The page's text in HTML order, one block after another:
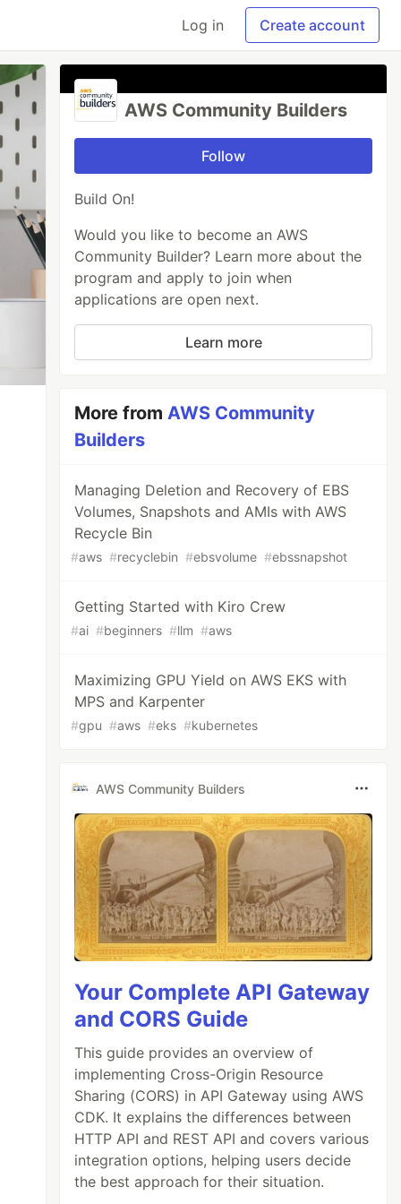
Log in Create account
AWS Community Builders
Follow
Build On!
Would you like to become an AWS
Community Builder? Learn more about the
program and apply to join when
applications are open next.
Learn more
More fromAWS Community
Builders
Managing Deletion and Recovery of EBS
Volumes, Snapshots and AMIs with AWS
Recycle Bin
#aws #recyclebin #ebsvolume #ebssnapshot
Getting Started with Kiro Crew
#ai #beginners #llm #aws
Maximizing GPU Yield on AWS EKS with
MPS and Karpenter
#gpu #aws #eks #kubernetes
AWS Community Builders
Your Complete API Gateway
and CORS Guide
This guide provides an overview of
implementing Cross-Origin Resource
Sharing (CORS) in API Gateway using AWS
CDK. It explains the differences between
HTTP API and REST API and covers various
integration options, helping users decide
the best approach for their situation.